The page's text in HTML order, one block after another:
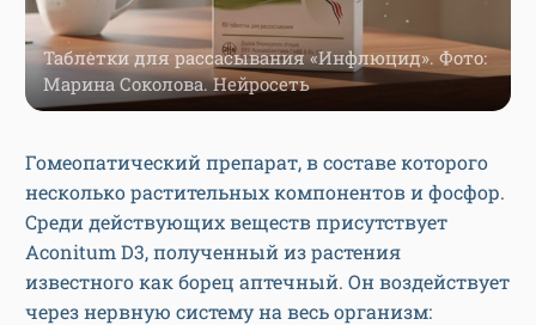
Таблетки для рассасывания «Инфлюцид». Фото:
Марина Соколова. Нейросеть
Гомеопатический препарат, в составе которого
несколько растительных компонентов и фосфор.
Среди действующих веществ присутствует
Aconitum D3, полученный из растения
известного как борец аптечный. Он воздействует
через нервную систему на весь организм: